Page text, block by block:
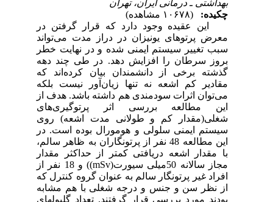
بهداشتی ـ درمانی ایران، تهران
چکیده:
این عقیده وجود دارد که قرار گرفتن در
معرض پرتوهای یونیزان در دراز مدت می‌تواند
سبب تغییر سیستم ایمنی شده و در نهایت خطر
بروز سرطان را افزایش دهد. در طی چند دهه
گذشته برخی از دانشمندان بیان کرده‌اند که
مقادیر کم اشعه نه تنها زیان‌آور نیست بلکه
می‌توان اثرات سودمندی هم داشته باشد. هدف از
این مطالعه بررسی اثر پرتوگیری‌های
شغلی(مقدار کم و طولانی مدت اشعه) روی
سیستم ایمنی سلولی و هومورال بوده است. در
این مطالعه 48 نفر از پرتونگاران به ظاهر سالم،
با مقدار اشعه دریافتی کمتر از حداکثر مقدار
مجاز سالانه 50میلی سیورت(mSv)) و 18 نفر از
افراد غیر پرتونگار سالم به عنوان گروه کنترل که
از نظر سن و جنس و درجه شغلی با هم مشابه
بودند مورد بررسی قرار گرفتند. تعداد گلبولهای